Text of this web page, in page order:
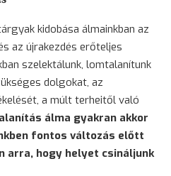
kidobása álmainkban az
az újrakezdés erőteljes
szelektálunk, lomtalanítunk
dolgokat, az
a múlt terheitől való
álma gyakran akkor
fontos változás előtt
arra, hogy helyet csináljunk